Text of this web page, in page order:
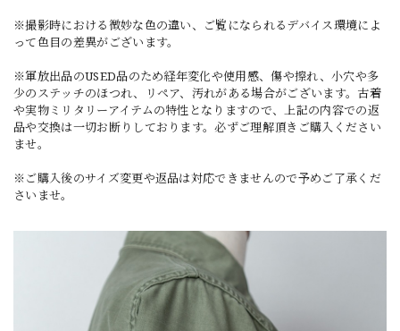
※撮影時における微妙な色の違い、ご覧になられるデバイス環境によ
って色目の差異がございます。
※軍放出品のUSED品のため経年変化や使用感、傷や擦れ、小穴や多
少のステッチのほつれ、リペア、汚れがある場合がございます。古着
や実物ミリタリーアイテムの特性となりますので、上記の内容での返
品や交換は一切お断りしております。必ずご理解頂きご購入ください
ませ。
※ご購入後のサイズ変更や返品は対応できませんので予めご了承くだ
さいませ。